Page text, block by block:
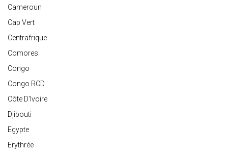
Cameroun
Cap Vert
Centrafrique
Comores
Congo
Congo RCD
Côte D'Ivoire
Djibouti
Egypte
Erythrée